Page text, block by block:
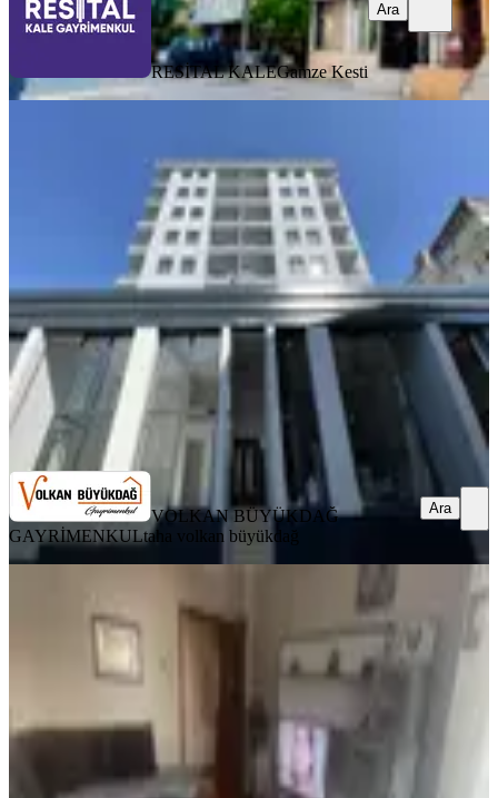
RESİTAL KALEGamze Kesti
Ara
Satılık 3+1 Yenilenmiş Daire
Osmangazi, Dikkaldırım Mahallesi
3+1·110 m² 6. Kat· 05.08.2026
5.350.000 ₺
VOLKAN BÜYÜKDAĞ GAYRİMENKUL taha volkan
büyükdağ
VOLKAN BÜYÜKDAĞ
GAYRİMENKULtaha volkan büyükdağ
Ara
Dikkaldırım Mah 'de Merkezi
Konumda Satılık 3+1 Daire
Osmangazi, Dikkaldırım Mahallesi
3.800.000 ₺